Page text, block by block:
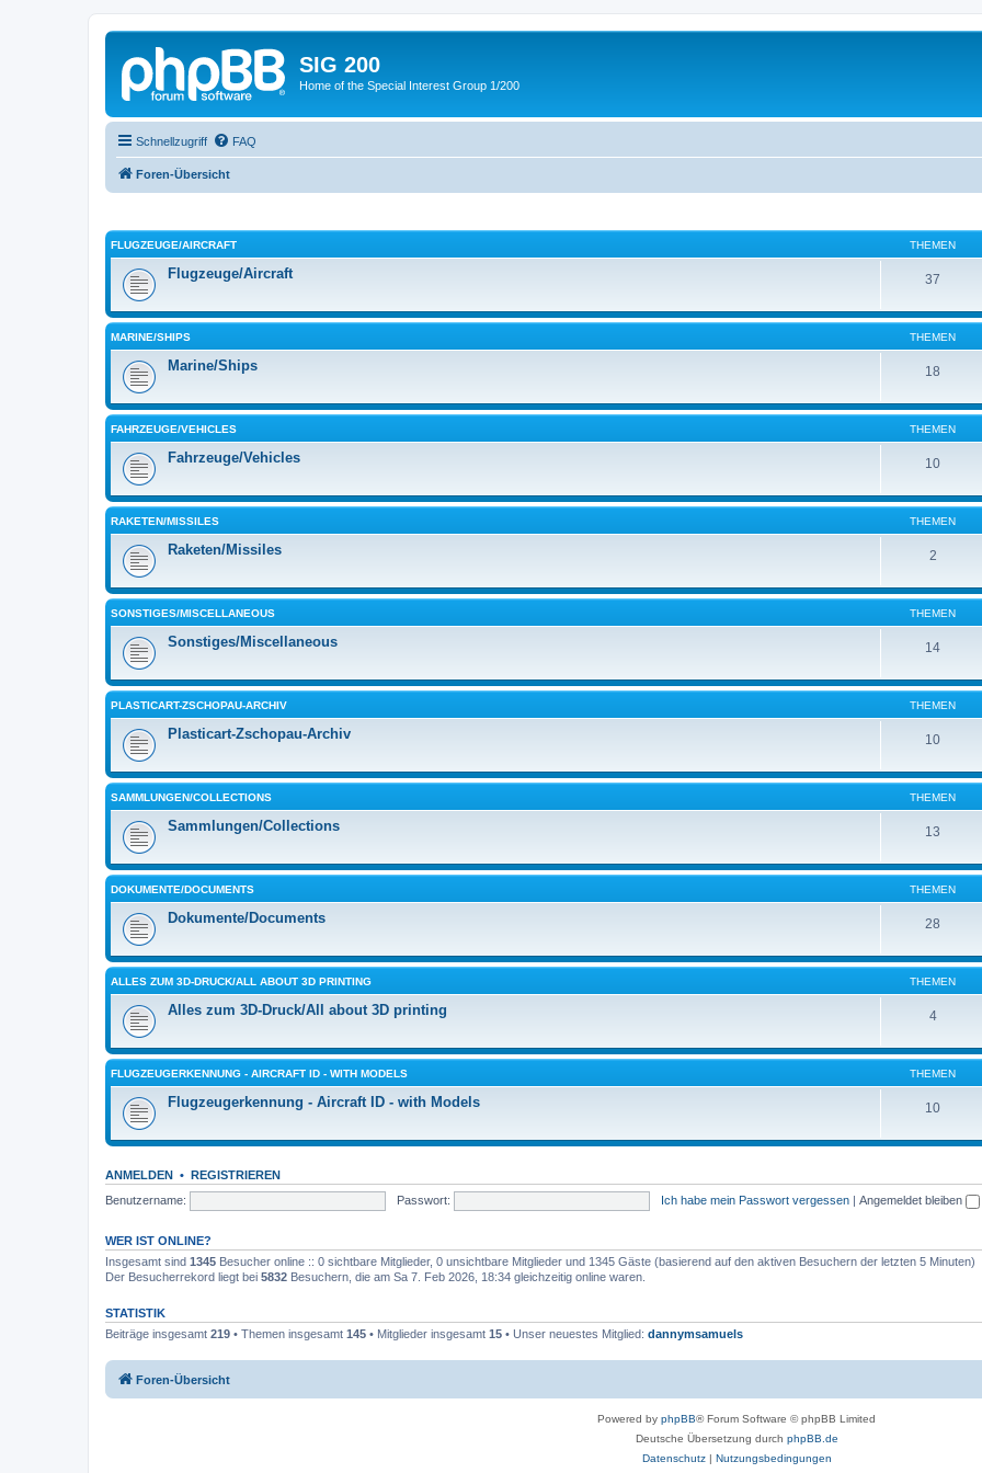
SIG 200
Home of the Special Interest Group 1/200
Schnellzugriff FAQ
Foren-Übersicht
FLUGZEUGE/AIRCRAFT THEMEN
Flugzeuge/Aircraft 37
MARINE/SHIPS THEMEN
Marine/Ships 18
FAHRZEUGE/VEHICLES THEMEN
Fahrzeuge/Vehicles 10
RAKETEN/MISSILES THEMEN
Raketen/Missiles 2
SONSTIGES/MISCELLANEOUS THEMEN
Sonstiges/Miscellaneous 14
PLASTICART-ZSCHOPAU-ARCHIV THEMEN
Plasticart-Zschopau-Archiv 10
SAMMLUNGEN/COLLECTIONS THEMEN
Sammlungen/Collections 13
DOKUMENTE/DOCUMENTS THEMEN
Dokumente/Documents 28
ALLES ZUM 3D-DRUCK/ALL ABOUT 3D PRINTING THEMEN
Alles zum 3D-Druck/All about 3D printing 4
FLUGZEUGERKENNUNG - AIRCRAFT ID - WITH MODELS THEMEN
Flugzeugerkennung - Aircraft ID - with Models 10
ANMELDEN • REGISTRIEREN
Benutzername:
Passwort: Ich habe mein Passwort vergessen | Angemeldet bleiben
WER IST ONLINE?
Insgesamt sind 1345 Besucher online :: 0 sichtbare Mitglieder, 0 unsichtbare Mitglieder und 1345 Gäste (basierend auf den aktiven Besuchern der letzten 5 Minuten)
Der Besucherrekord liegt bei 5832 Besuchern, die am Sa 7. Feb 2026, 18:34 gleichzeitig online waren.
STATISTIK
Beiträge insgesamt 219 • Themen insgesamt 145 • Mitglieder insgesamt 15 • Unser neuestes Mitglied: dannymsamuels
Foren-Übersicht
Powered by phpBB® Forum Software © phpBB Limited
Deutsche Übersetzung durch phpBB.de
Datenschutz| Nutzungsbedingungen